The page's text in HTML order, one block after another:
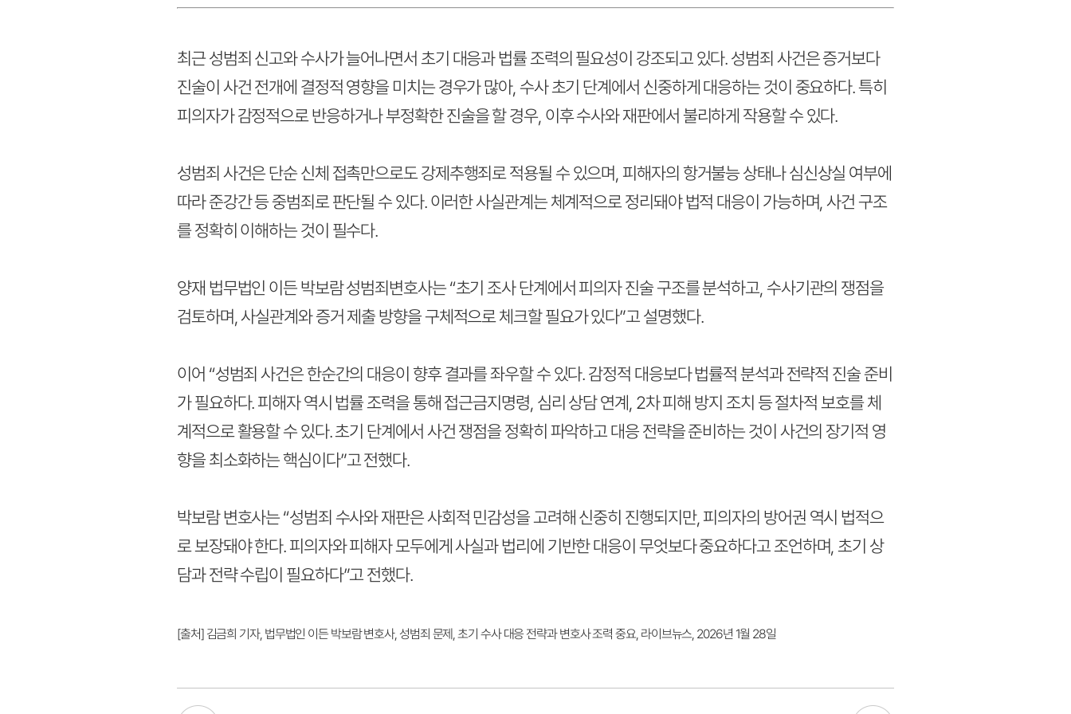
최근 성범죄 신고와 수사가 늘어나면서 초기 대응과 법률 조력의 필요성이 강조되고 있다. 성범죄 사건은 증거보다
진술이 사건 전개에 결정적 영향을 미치는 경우가 많아, 수사 초기 단계에서 신중하게 대응하는 것이 중요하다. 특히
피의자가 감정적으로 반응하거나 부정확한 진술을 할 경우, 이후 수사와 재판에서 불리하게 작용할 수 있다.
성범죄 사건은 단순 신체 접촉만으로도 강제추행죄로 적용될 수 있으며, 피해자의 항거불능 상태나 심신상실 여부에
따라 준강간 등 중범죄로 판단될 수 있다. 이러한 사실관계는 체계적으로 정리돼야 법적 대응이 가능하며, 사건 구조
를 정확히 이해하는 것이 필수다.
양재 법무법인 이든 박보람 성범죄변호사는 “초기 조사 단계에서 피의자 진술 구조를 분석하고, 수사기관의 쟁점을
검토하며, 사실관계와 증거 제출 방향을 구체적으로 체크할 필요가 있다”고 설명했다.
이어 “성범죄 사건은 한순간의 대응이 향후 결과를 좌우할 수 있다. 감정적 대응보다 법률적 분석과 전략적 진술 준비
가 필요하다. 피해자 역시 법률 조력을 통해 접근금지명령, 심리 상담 연계, 2차 피해 방지 조치 등 절차적 보호를 체
계적으로 활용할 수 있다. 초기 단계에서 사건 쟁점을 정확히 파악하고 대응 전략을 준비하는 것이 사건의 장기적 영
향을 최소화하는 핵심이다”고 전했다.
박보람 변호사는 “성범죄 수사와 재판은 사회적 민감성을 고려해 신중히 진행되지만, 피의자의 방어권 역시 법적으
로 보장돼야 한다. 피의자와 피해자 모두에게 사실과 법리에 기반한 대응이 무엇보다 중요하다고 조언하며, 초기 상
담과 전략 수립이 필요하다”고 전했다.
[출처] 김금희 기자, 법무법인 이든 박보람 변호사, 성범죄 문제, 초기 수사 대응 전략과 변호사 조력 중요, 라이브뉴스, 2026년 1월 28일